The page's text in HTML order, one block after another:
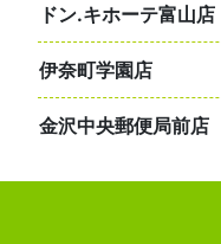
ドン.キホーテ富山店
伊奈町学園店
金沢中央郵便局前店